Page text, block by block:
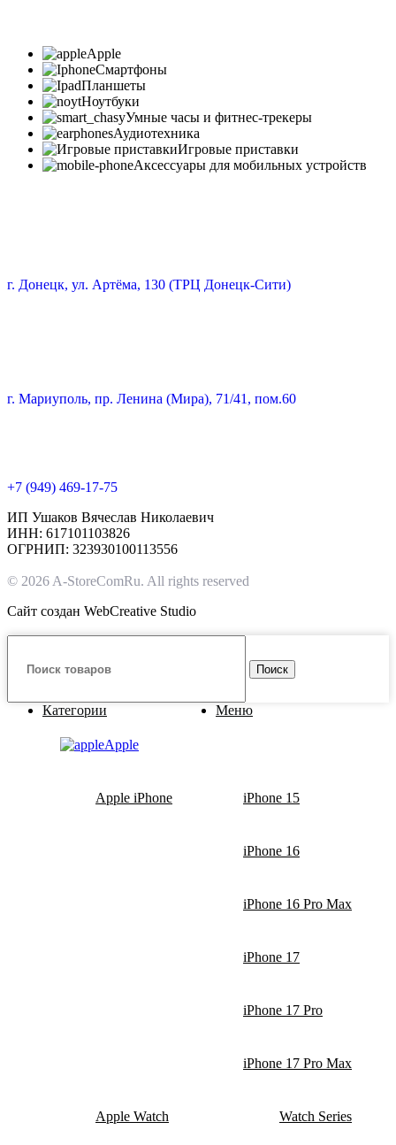
Apple
Смартфоны
Планшеты
Ноутбуки
Умные часы и фитнес-трекеры
Аудиотехника
Игровые приставки
Аксессуары для мобильных устройств
г. Донецк, ул. Артёма, 130 (ТРЦ Донецк-Сити)
г. Мариуполь, пр. Ленина (Мира), 71/41, пом.60
+7 (949) 469-17-75
ИП Ушаков Вячеслав Николаевич
ИНН: 617101103826
ОГРНИП: 323930100113556
© 2026 A-StoreComRu. All rights reserved
Сайт создан WebCreative Studio
Поиск
Меню
Категории
Apple
Apple iPhone iPhone 15
iPhone 16
iPhone 16 Pro Max
iPhone 17
iPhone 17 Pro
iPhone 17 Pro Max
Apple Watch Watch Series